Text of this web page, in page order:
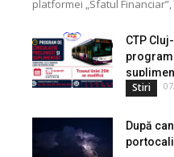
platformei „Sfatul
de peste...
CTP
Stiri
După